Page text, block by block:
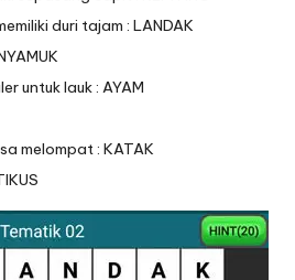
duri tajam : LANDAK
untuk lauk : AYAM
melompat : KATAK